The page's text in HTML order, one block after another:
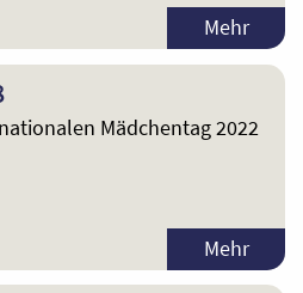
Mehr
Mädchentag 2022
Mehr